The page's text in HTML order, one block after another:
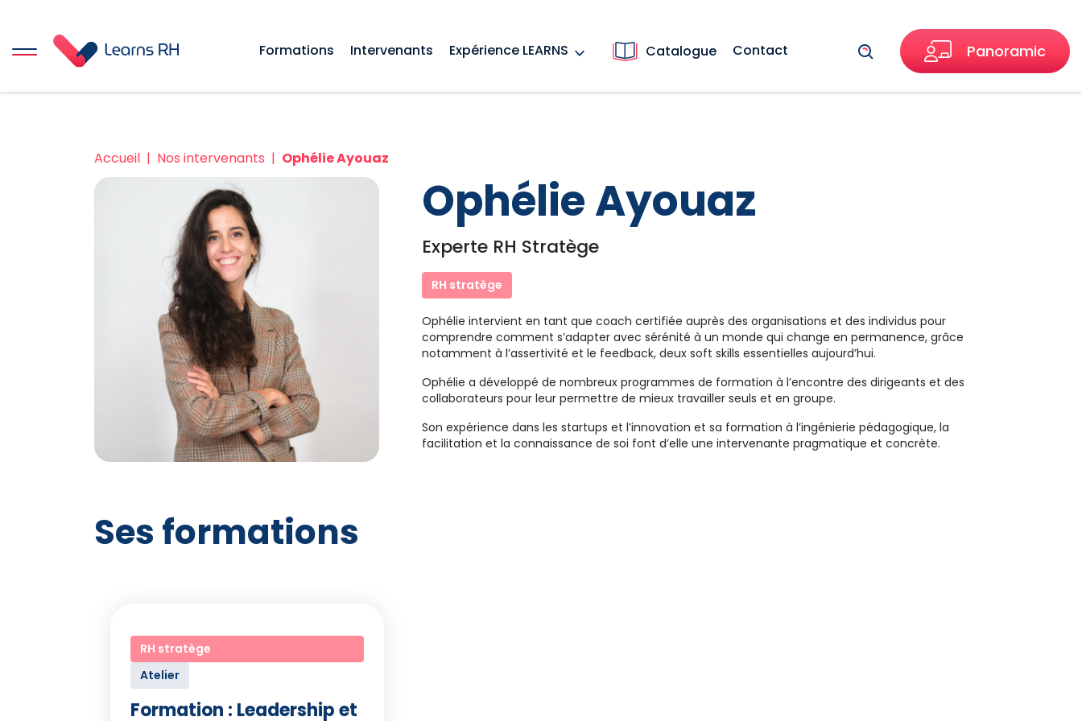
Formations Intervenants Expérience LEARNS Catalogue Contact Recherche Panoramic
Accueil Nos intervenants Ophélie Ayouaz
Ophélie Ayouaz
Experte RH Stratège
RH stratège
Ophélie intervient en tant que coach certifiée auprès des organisations et des individus pour
comprendre comment s’adapter avec sérénité à un monde qui change en permanence, grâce
notamment à l’assertivité et le feedback, deux soft skills essentielles aujourd’hui.
Ophélie a développé de nombreux programmes de formation à l’encontre des dirigeants et des
collaborateurs pour leur permettre de mieux travailler seuls et en groupe.
Son expérience dans les startups et l’innovation et sa formation à l’ingénierie pédagogique, la
facilitation et la connaissance de soi font d’elle une intervenante pragmatique et concrète.
Ses formations
RH stratège
Atelier
Formation : Leadership et